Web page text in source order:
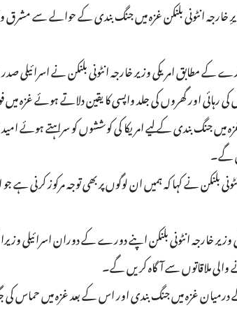
خارجہ انٹونی بلنکن غزہ میں جنگ بندی کے حوالے سے
کے مطابق امریکی وزیر خارجہ انٹونی بلنکن نے
کی رہائی اور گھروں کی جلد واپسی کا یقین دلاتے ہوئے غزہ
جنگ بندی کے لیے امریکا کی کوششوں کو سراہتے ہوئے
گے۔
بلنکن نے کہا کہ ہمیں ان لوگوں پر بھی توجہ مرکوز
وزیر خارجہ انٹونی بلنکن اپنے دورے کے دوران
ملاقاتوں سے آگاہ کریں گے۔
غزہ میں جنگ بندی اور اس کے بعد غزہ میں حماس کی